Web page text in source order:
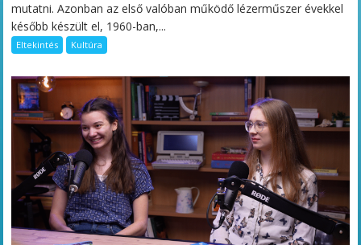
mutatni. Azonban az első valóban működő lézerműszer évekkel
később készült el, 1960-ban,...
Eltekintés Kultúra